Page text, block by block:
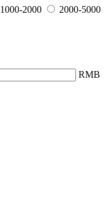
1000-2000
2000-5000
RMB